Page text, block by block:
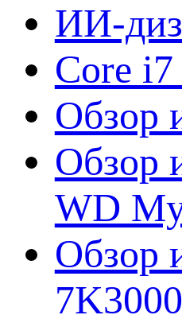
ИИ-
Core
Обзор
Обзор
WD
Обзор